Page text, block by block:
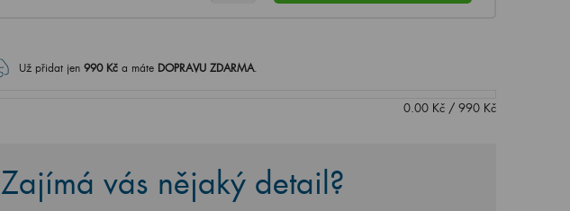
Už přidat jen 990Kč a máte DOPRAVU ZDARMA.
0.00Kč/ 990Kč
Zajímá vás nějaký detail?